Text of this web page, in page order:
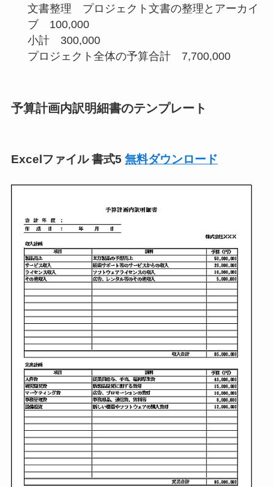
文書整理 プロジェクト文書の整理とアーカイ
ブ 100,000
小計 300,000
プロジェクト全体の予算合計 7,700,000
予算計画内訳明細書のテンプレート
Excelファイル 書式5 無料ダウンロード